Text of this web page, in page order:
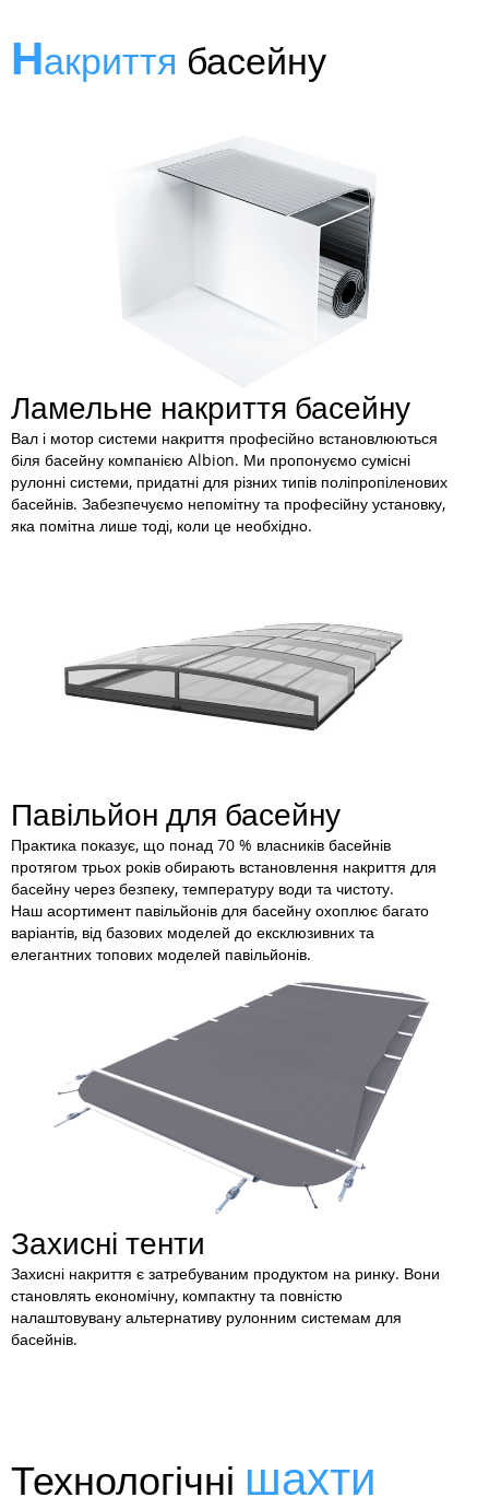
Накриття басейну
Ламельне накриття басейну
Вал і мотор системи накриття професійно встановлюються
біля басейну компанією Albion. Ми пропонуємо сумісні
рулонні системи, придатні для різних типів поліпропіленових
басейнів. Забезпечуємо непомітну та професійну установку,
яка помітна лише тоді, коли це необхідно.
Павільйон для басейну
Практика показує, що понад 70 % власників басейнів
протягом трьох років обирають встановлення накриття для
басейну через безпеку, температуру води та чистоту.
Наш асортимент павільйонів для басейну охоплює багато
варіантів, від базових моделей до ексклюзивних та
елегантних топових моделей павільйонів.
Захисні тенти
Захисні накриття є затребуваним продуктом на ринку. Вони
становлять економічну, компактну та повністю
налаштовувану альтернативу рулонним системам для
басейнів.
Технологічні шахти